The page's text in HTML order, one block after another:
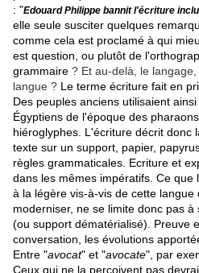
: "Edouard Philippe bannit l'écriture
elle seule susciter quelques
comme cela est proclamé à qui
est question, ou plutôt de
grammaire ? Et au-delà, le
langue ? Le terme écriture fait en
Des peuples anciens utilisaient
Égyptiens de l'époque des
hiéroglyphes. L'écriture décrit donc
texte sur un support, papier,
règles grammaticales. Ecriture et
dans les mêmes impératifs. Ce que
à la légère vis-à-vis de cette langue
moderniser, ne se limite donc pas
(ou support dématérialisé). Preuve
conversation, les évolutions
Entre "avocat" et "avocate", par
Ceux qui ne la perçoivent pas